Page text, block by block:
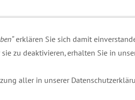
erklären Sie sich damit
zu deaktivieren, erhalten Sie in
aller in unserer